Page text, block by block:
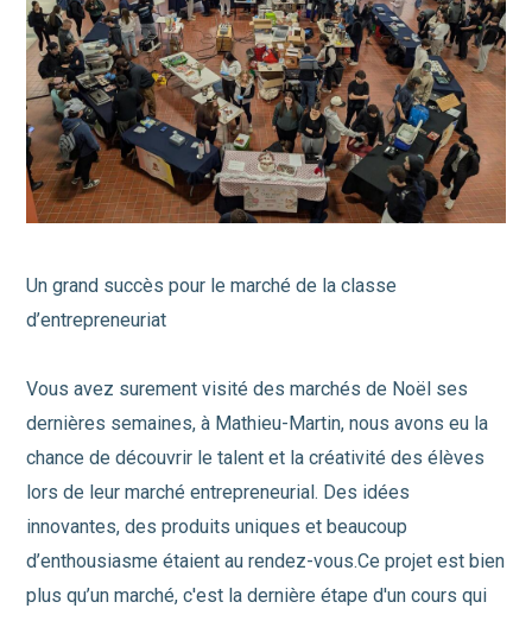
Un grand succès pour le marché de la classe
d’entrepreneuriat
Vous avez surement visité des marchés de Noël ses
dernières semaines, à Mathieu-Martin, nous avons eu la
chance de découvrir le talent et la créativité des élèves
lors de leur marché entrepreneurial. Des idées
innovantes, des produits uniques et beaucoup
d’enthousiasme étaient au rendez-vous.Ce projet est bien
plus qu’un marché, c'est la dernière étape d'un cours qui